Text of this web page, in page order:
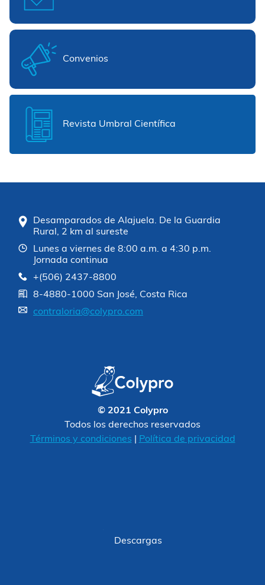
Convenios
Revista Umbral Científica
Desamparados de Alajuela. De la Guardia
Rural, 2 km al sureste
Lunes a viernes de 8:00 a.m. a 4:30 p.m.
Jornada continua
+(506) 2437-8800
8-4880-1000 San José, Costa Rica
contraloria@colypro.com
© 2021 Colypro
Todos los derechos reservados
Términos y condiciones
Política de privacidad
Descargas